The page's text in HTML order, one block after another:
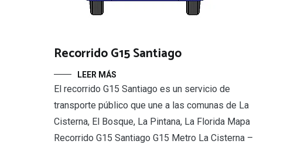
Recorrido G15 Santiago
LEER MÁS
El recorrido G15 Santiago es un servicio de
transporte público que une a las comunas de La
Cisterna, El Bosque, La Pintana, La Florida Mapa
Recorrido G15 Santiago G15 Metro La Cisterna –